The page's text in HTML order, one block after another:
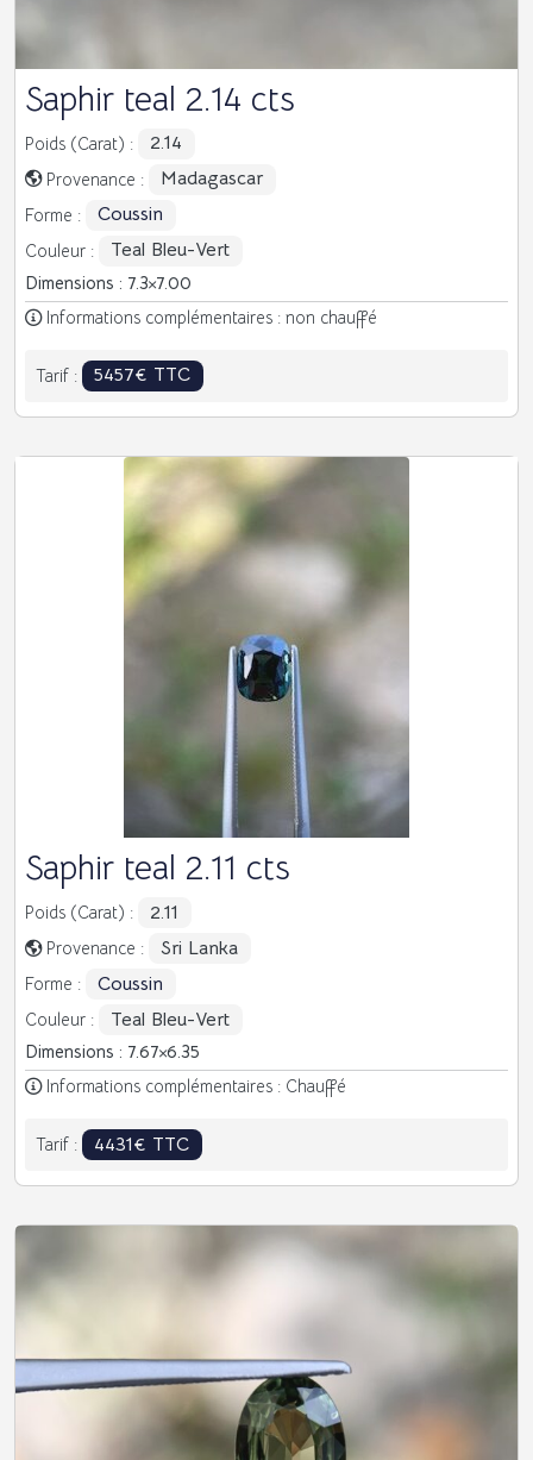
Saphir teal 2.14 cts
Poids (Carat) : 2.14
Provenance : Madagascar
Forme : Coussin
Couleur : Teal Bleu-Vert
Dimensions : 7.3 7.00
Informations complémentaires : non chauffé
Tarif : 5457€ TTC
Saphir teal 2.11 cts
Poids (Carat) : 2.11
Provenance : Sri Lanka
Forme : Coussin
Couleur : Teal Bleu-Vert
Dimensions : 7.67 6.35
Informations complémentaires : Chauffé
Tarif : 4431€ TTC